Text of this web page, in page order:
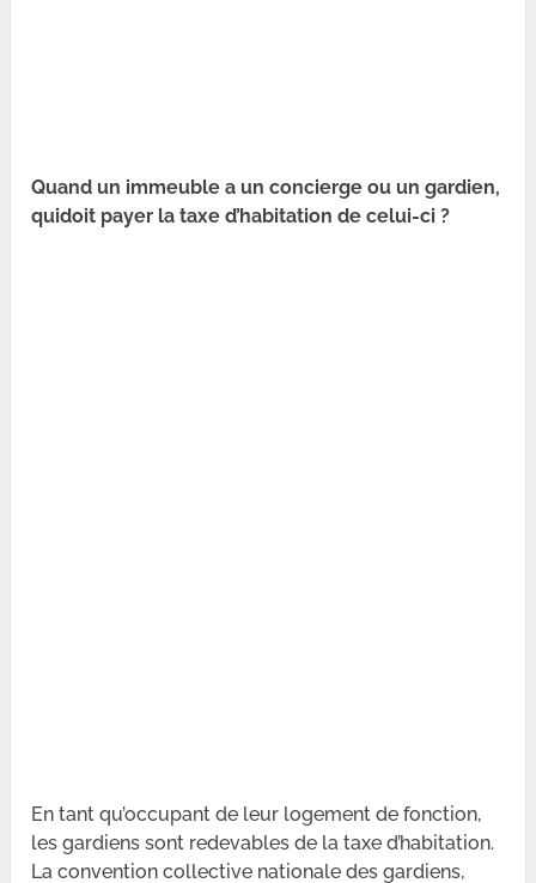
Quand un immeuble a un concierge ou un gardien,
quidoit payer la taxe d’habitation de celui-ci ?
En tant qu’occupant de leur logement de fonction,
les gardiens sont redevables de la taxe d’habitation.
La convention collective nationale des gardiens,